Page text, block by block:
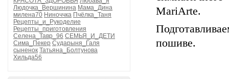
Людочка_Вершинина Мама_Дина
милена70 Ниноччка Пчёлка_Таня
Рецепты_и_Рукоделие
Рецепты_приготовления
Селена_Тавр_96 СЕМЬЯ_И_ДЕТИ
Сима_Пекер Сударыня_Галя
сыненок Татьяна_Болтунова
Хильда56
MariArte.
пошиве.